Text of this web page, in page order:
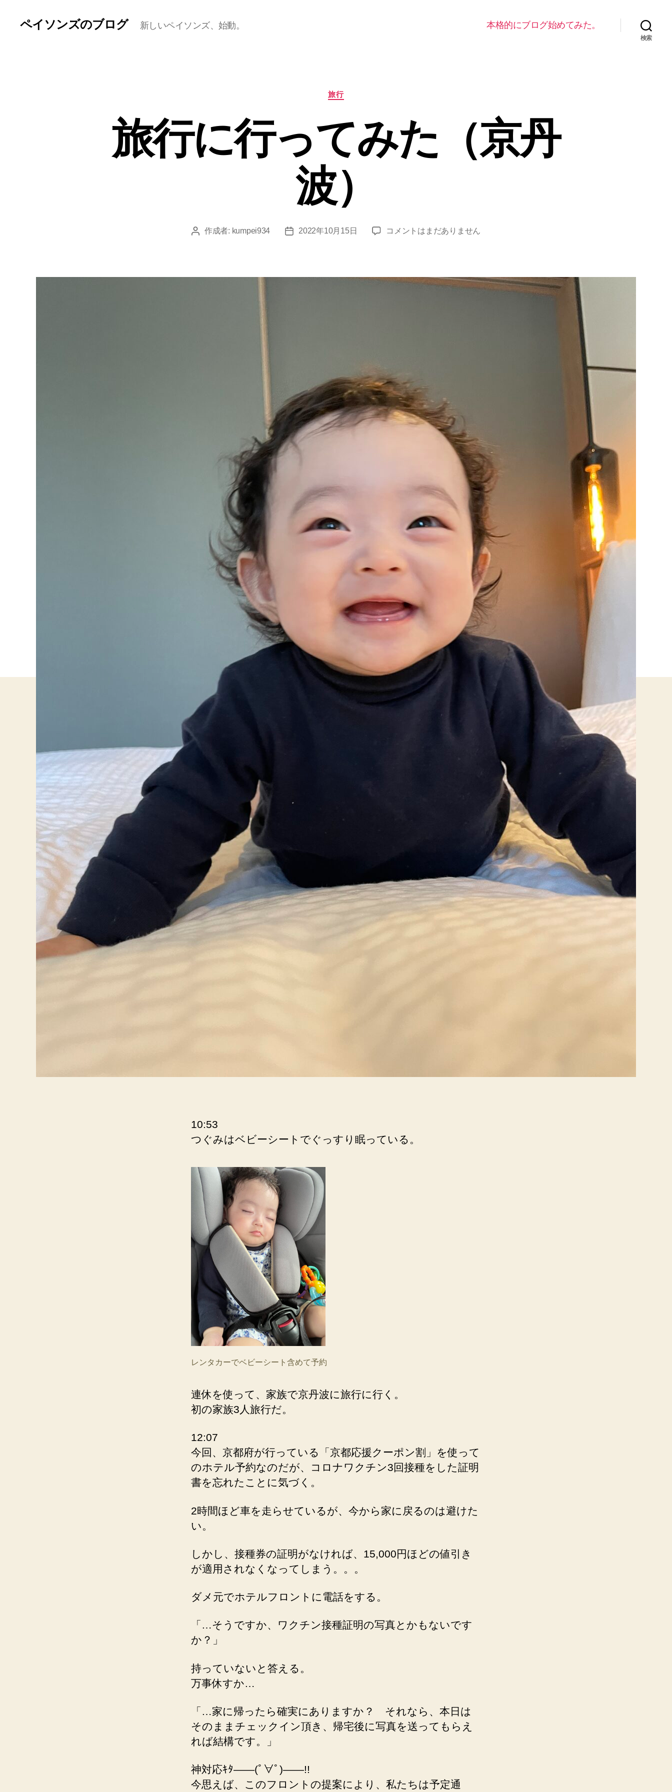
ペイソンズのブログ 新しいペイソンズ、始動。 本格的にブログ始めてみた。
検索
カ
テ
リ
ー
旅行
旅行に行ってみた（京丹
波）
投 作成者: kumpei934
投
2022年10月15日
旅
っ
の
コメントはまだありません
10:53
つぐみはベビーシートでぐっすり眠っている。
レンタカーでベビーシート含めて予約
連休を使って、家族で京丹波に旅行に行く。
初の家族3人旅行だ。
12:07
今回、京都府が行っている「京都応援クーポン割」を使って
のホテル予約なのだが、コロナワクチン3回接種をした証明
書を忘れたことに気づく。
2時間ほど車を走らせているが、今から家に戻るのは避けた
い。
しかし、接種券の証明がなければ、15,000円ほどの値引き
が適用されなくなってしまう。。。
ダメ元でホテルフロントに電話をする。
「…そうですか、ワクチン接種証明の写真とかもないです
か？」
持っていないと答える。
万事休すか…
「…家に帰ったら確実にありますか？ それなら、本日は
そのままチェックイン頂き、帰宅後に写真を送ってもらえ
れば結構です。」
神対応ｷﾀ――(ﾟ∀ﾟ)――!!
今思えば、このフロントの提案により、私たちは予定通